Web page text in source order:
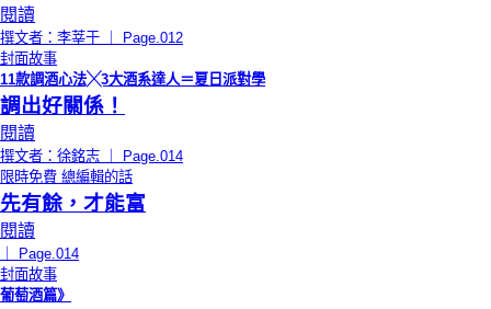
閱讀
撰文者：李莘于 ｜ Page.012
封面故事
11款調酒心法╳3大酒系達人＝夏日派對學
調出好關係！
閱讀
撰文者：徐銘志 ｜ Page.014
限時免費 總編輯的話
先有餘，才能富
閱讀
｜ Page.014
封面故事
葡萄酒篇》